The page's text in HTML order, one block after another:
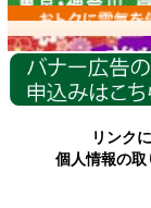
各種情報
リンク
個人情報の取